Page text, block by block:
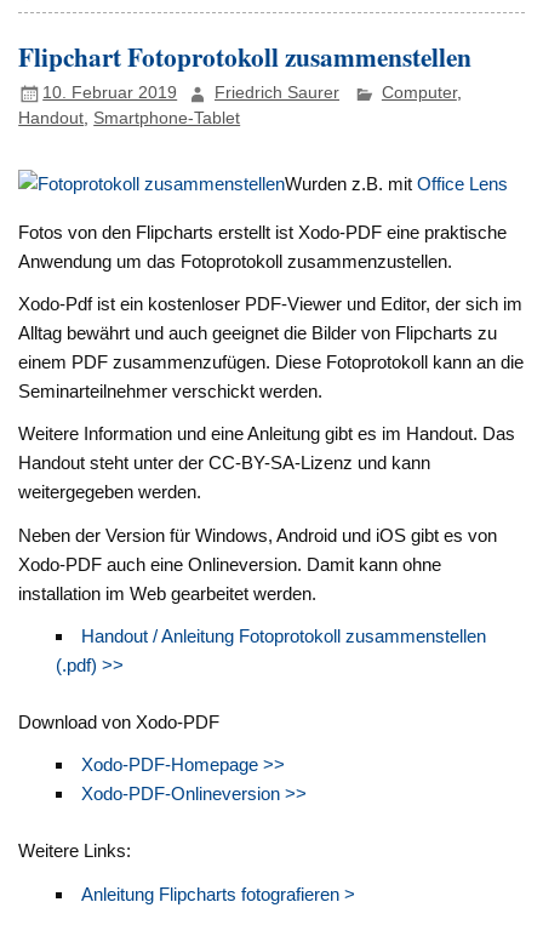
Flipchart Fotoprotokoll zusammenstellen
10. Februar 2019 Friedrich Saurer Computer,
Handout Smartphone-Tablet
Wurden z.B. mitOffice Lens
Fotos von den Flipcharts erstellt ist Xodo-PDF eine praktische
Anwendung um das Fotoprotokoll zusammenzustellen.
Xodo-Pdf ist ein kostenloser PDF-Viewer und Editor, der sich im
Alltag bewährt und auch geeignet die Bilder von Flipcharts zu
einem PDF zusammenzufügen. Diese Fotoprotokoll kann an die
Seminarteilnehmer verschickt werden.
Weitere Information und eine Anleitung gibt es im Handout. Das
Handout steht unter der CC-BY-SA-Lizenz und kann
weitergegeben werden.
Neben der Version für Windows, Android und iOS gibt es von
Xodo-PDF auch eine Onlineversion. Damit kann ohne
installation im Web gearbeitet werden.
Handout / Anleitung Fotoprotokoll zusammenstellen
(.pdf) >>
Download von Xodo-PDF
Xodo-PDF-Homepage >>
Xodo-PDF-Onlineversion >>
Weitere Links:
Anleitung Flipcharts fotografieren >